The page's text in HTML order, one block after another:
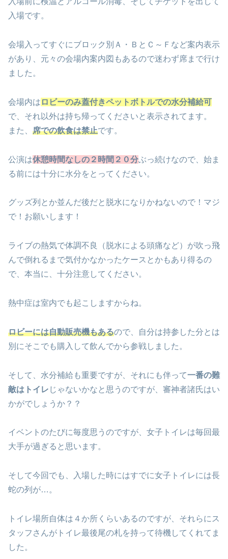
入場です。
会場入ってすぐにブロック別Ａ・ＢとＣ～Ｆなど案内表示
があり、元々の会場内案内図もあるので迷わず席まで行け
ました。
会場内は ロビーのみ蓋付きペットボトルでの水分補給可
で、それ以外は持ち帰ってくださいと表示されてます。
また、 席での飲食は禁止です。
公演は休憩時間なしの２時間２０分ぶっ続けなので、始ま
る前には十分に水分をとってください。
グッズ列とか並んだ後だと脱水になりかねないので！マジ
で！お願いします！
ライブの熱気で体調不良（脱水による頭痛など）が吹っ飛
んで倒れるまで気付かなかったケースとかもあり得るの
で、本当に、十分注意してください。
熱中症は室内でも起こしますからね。
ロビーには自動販売機もあるので、自分は持参した分とは
別にそこでも購入して飲んでから参戦しました。
そして、水分補給も重要ですが、それにも伴って一番の難
敵はトイレ じゃないかなと思うのですが、審神者諸氏はい
かがでしょうか？？
イベントのたびに毎度思うのですが、女子トイレは毎回最
大手が過ぎると思います。
そして今回でも、入場した時にはすでに女子トイレには長
蛇の列が…。
トイレ場所自体は４か所くらいあるのですが、それらにス
タッフさんがトイレ最後尾の札を持って待機してくれてま
した。